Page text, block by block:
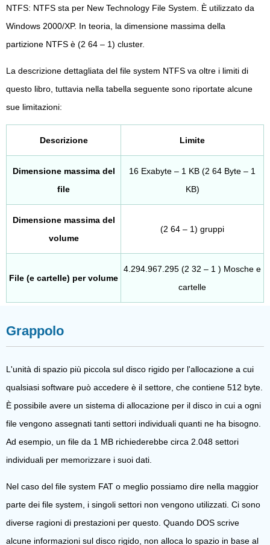
NTFS: NTFS sta per New Technology File System. È utilizzato da
Windows 2000/XP. In teoria, la dimensione massima della
partizione NTFS è (2 64 – 1) cluster.
La descrizione dettagliata del file system NTFS va oltre i limiti di
questo libro, tuttavia nella tabella seguente sono riportate alcune
sue limitazioni:
Descrizione Limite
Dimensione massima del
file
16 Exabyte – 1 KB (2 64 Byte – 1
KB)
Dimensione massima del
volume
(2 64 – 1) gruppi
File (e cartelle) per volume
4.294.967.295 (2 32 – 1 ) Mosche e
cartelle
Grappolo
L'unità di spazio più piccola sul disco rigido per l'allocazione a cui
qualsiasi software può accedere è il settore, che contiene 512 byte.
È possibile avere un sistema di allocazione per il disco in cui a ogni
file vengono assegnati tanti settori individuali quanti ne ha bisogno.
Ad esempio, un file da 1 MB richiederebbe circa 2.048 settori
individuali per memorizzare i suoi dati.
Nel caso del file system FAT o meglio possiamo dire nella maggior
parte dei file system, i singoli settori non vengono utilizzati. Ci sono
diverse ragioni di prestazioni per questo. Quando DOS scrive
alcune informazioni sul disco rigido, non alloca lo spazio in base al